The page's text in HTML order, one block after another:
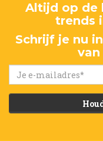
Altijd op de
trends
Schrijf je nu
van